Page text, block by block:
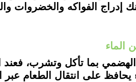
إدراج الفواكه والخضروات
الماء
الهضمي بما تأكل وتشرب،
يحافظ على انتقال الطعام